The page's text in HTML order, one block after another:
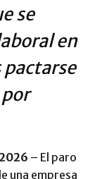
se
en
pactarse
– El paro
una empresa